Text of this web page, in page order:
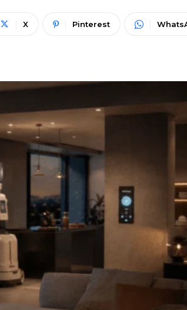
X Pinterest